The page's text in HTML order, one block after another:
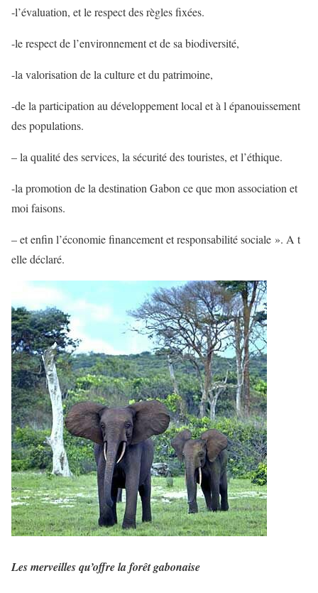
-l’évaluation, et le respect des règles fixées.
-le respect de l’environnement et de sa biodiversité,
-la valorisation de la culture et du patrimoine,
-de la participation au développement local et à l épanouissement
des populations.
– la qualité des services, la sécurité des touristes, et l’éthique.
-la promotion de la destination Gabon ce que mon association et
moi faisons.
– et enfin l’économie financement et responsabilité sociale ». A t
elle déclaré.
Les merveilles qu’offre la forêt gabonaise